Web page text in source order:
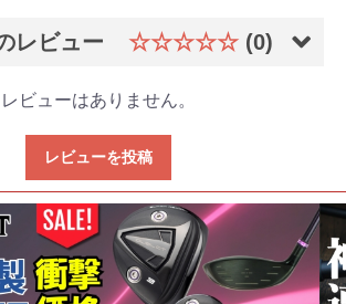
レビュー ☆☆☆☆☆ (0)
レビューはありません。
レビューを投稿